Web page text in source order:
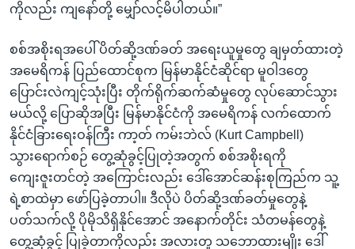
ကိုလည်း ကျနော်တို့ မျှော်လင့်မိပါတယ်။”
စစ်အစိုးရအပေါ် ပိတ်ဆို့ဒဏ်ခတ် အရေးယူမှုတွေ ချမှတ်ထားတဲ့
အမေရိကန် ပြည်ထောင်စုက မြန်မာနိုင်ငံဆိုင်ရာ မူဝါဒတွေ
ပြောင်းလဲကျင့်သုံးပြီး တိုက်ရိုက်ဆက်ဆံမှုတွေ လုပ်ဆောင်သွား
မယ်လို့ ပြောဆိုအပြီး မြန်မာနိုင်ငံကို အမေရိကန် လက်ထောက်
နိုင်ငံခြားရေးဝန်ကြီး ကာ့တ် ကမ်းဘဲလ် (Kurt Campbell)
သွားရောက်စဉ် တွေ့ဆုံခွင့်ပြုတဲ့အတွက် စစ်အစိုးရကို
ကျေးဇူးတင်တဲ့ အကြောင်းလည်း ဒေါ်အောင်ဆန်းစုကြည်က သူ့
ရဲ့စာထဲမှာ ဖော်ပြခဲ့တာပါ။ ဒီလိုပဲ ပိတ်ဆို့ဒဏ်ခတ်မှုတွေနဲ့
ပတ်သက်လို့ ပိုမိုသိရှိနိုင်အောင် အနောက်တိုင်း သံတမန်တွေနဲ့
တွေ့ဆုံခွင့် ပြုခဲ့တာကိုလည်း အလားတူ သဘောထားမျိုး ဒေါ်